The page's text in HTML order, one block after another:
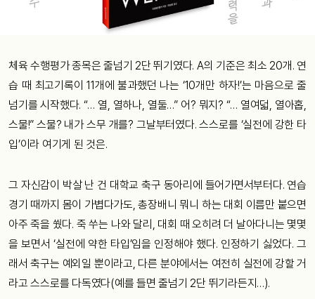
체육 수행평가 종목은 줄넘기 2단 뛰기였다. A의 기준은 최소 20개. 연
습 때 최고기록이 11개에 불과했던 나는 ‘10개만 하자!’는 마음으로 줄
넘기를 시작했다. “… 열, 열하나, 열둘…” 어? 뭐지? “… 열여덟, 열아홉,
스물!” 스물? 내가 스무 개를? 그날부터였다. 스스로를 ‘실전에 강한 타
입’이라 여기게 된 것은.
그 자신감이 박살 난 건 대학교 축구 동아리에 들어가면서부터다. 연습
경기 때까지 몸이 가볍다가도, 총장배니 뭐니 하는 대회 이름만 붙으면
아주 죽을 쒔다. 죽 쑤는 나와 달리, 대회 때 오히려 더 날아다니는 몇몇
을 보면서 ‘실전에 약한 타입’임을 인정해야 했다. 인정하기 싫었다. 그
래서 축구는 예외일 뿐이라고, 다른 분야에서는 여전히 실전에 강할 거
라고 스스로를 다독였다(예를 들면 줄넘기 2단 뛰기라든지…).